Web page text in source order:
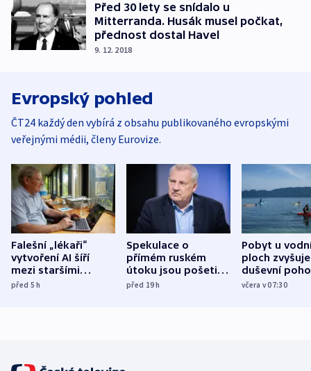
Před 30 lety se snídalo u
Mitterranda. Husák musel počkat,
přednost dostal Havel
9. 12. 2018
Evropský pohled
ČT24 každý den vybírá z obsahu publikovaného evropskými
veřejnými médii, členy Eurovize.
Falešní „lékaři“
vytvoření AI šíří
mezi staršími
Poláky nebezpečné
před 5h
Spekulace o
přímém ruském
útoku jsou pošetilé,
míní estonský
před 19h
Pobyt u
ploch zvyšuje
duševní
ukázala
včera v 07:30